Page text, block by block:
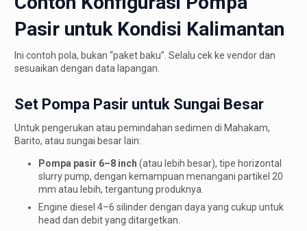
Pasir untuk Kondisi Kalimantan
Ini contoh pola, bukan “paket baku”. Selalu cek ke vendor dan
sesuaikan dengan data lapangan.
Set Pompa Pasir untuk Sungai Besar
Untuk pengerukan atau pemindahan sedimen di Mahakam,
Barito, atau sungai besar lain:
Pompa pasir 6–8 inch (atau lebih besar), tipe horizontal
slurry pump, dengan kemampuan menangani partikel 20
mm atau lebih, tergantung produknya.
Engine diesel 4–6 silinder dengan daya yang cukup untuk
head dan debit yang ditargetkan.